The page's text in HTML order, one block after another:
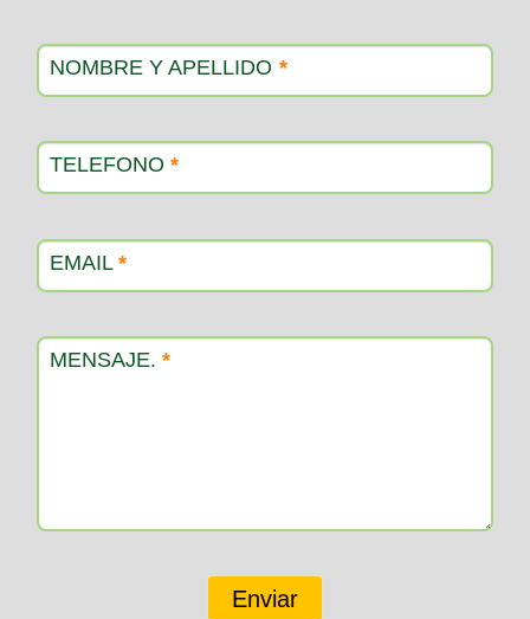
producto
NOMBRE Y APELLIDO*
TELEFONO*
EMAIL*
MENSAJE.*
Enviar